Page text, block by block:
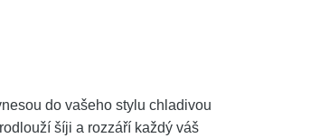
do vašeho stylu chladivou
šíji a rozzáří každý váš